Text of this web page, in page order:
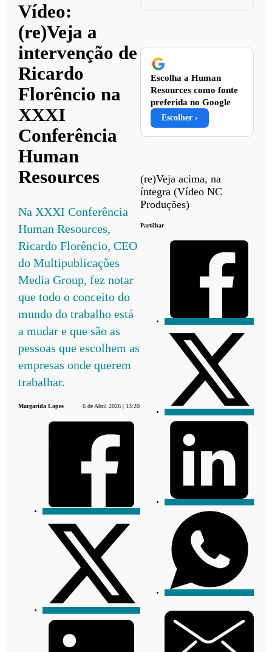
Vídeo:
(re)Veja a
intervenção de
Ricardo
Florêncio na
XXXI
Conferência
Human
Resources
Na XXXI Conferência
Human Resources,
Ricardo Florêncio, CEO
do Multipublicações
Media Group, fez notar
que todo o conceito do
mundo do trabalho está
a mudar e que são as
pessoas que escolhem as
empresas onde querem
trabalhar.
Margarida Lopes 6 de Abril 2026 | 13:20
artigo
Escolha a Human
Resources como fonte
preferida no Google
Escolher ›
(re)Veja acima, na
íntegra (Vídeo NC
Produções)
Partilhar